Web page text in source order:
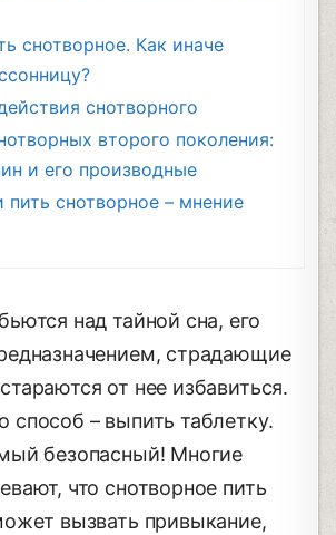
снотворное. Как иначе
снотворного
второго поколения:
и его производные
пить снотворное – мнение
над тайной сна, его
страдающие
от нее избавиться.
способ – выпить таблетку.
безопасный! Многие
что снотворное пить
вызвать привыкание,